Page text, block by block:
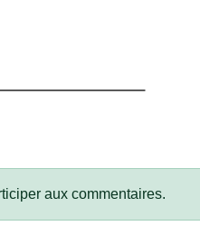
aux commentaires.